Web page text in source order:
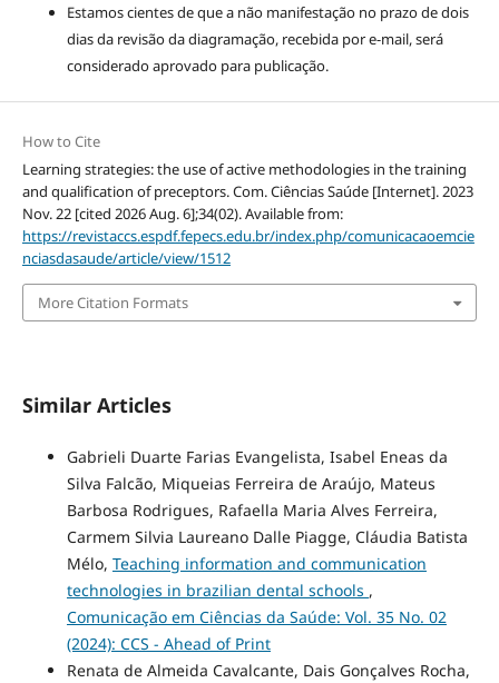
Estamos cientes de que a não manifestação no prazo de dois
dias da revisão da diagramação, recebida por e-mail, será
considerado aprovado para publicação.
How to Cite
Learning strategies: the use of active methodologies in the training
and qualification of preceptors. Com. Ciências Saúde [Internet]. 2023
Nov. 22 [cited 2026 Aug. 6];34(02). Available from:
https://revistaccs.espdf.fepecs.edu.br/index.php/comunicacaoemcie
nciasdasaude/article/view/1512
More Citation Formats
Similar Articles
Gabrieli Duarte Farias Evangelista, Isabel Eneas da
Silva Falcão, Miqueias Ferreira de Araújo, Mateus
Barbosa Rodrigues, Rafaella Maria Alves Ferreira,
Carmem Silvia Laureano Dalle Piagge, Cláudia Batista
Mélo, Teaching information and communication
technologies in brazilian dental schools ,
Comunicação em Ciências da Saúde: Vol. 35 No. 02
(2024): CCS - Ahead of Print
Renata de Almeida Cavalcante, Dais Gonçalves Rocha,